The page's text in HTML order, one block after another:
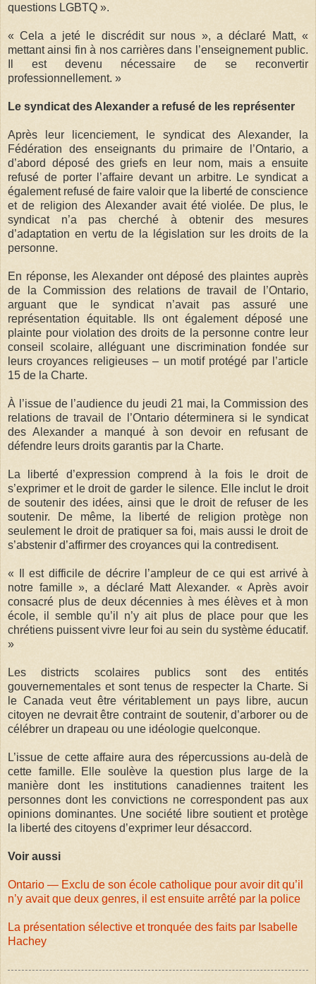
questions LGBTQ ».
« Cela a jeté le discrédit sur nous », a déclaré Matt, «
mettant ainsi fin à nos carrières dans l’enseignement public.
Il est devenu nécessaire de se reconvertir
professionnellement. »
Le syndicat des Alexander a refusé de les représenter
Après leur licenciement, le syndicat des Alexander, la
Fédération des enseignants du primaire de l’Ontario, a
d’abord déposé des griefs en leur nom, mais a ensuite
refusé de porter l’affaire devant un arbitre. Le syndicat a
également refusé de faire valoir que la liberté de conscience
et de religion des Alexander avait été violée. De plus, le
syndicat n’a pas cherché à obtenir des mesures
d’adaptation en vertu de la législation sur les droits de la
personne.
En réponse, les Alexander ont déposé des plaintes auprès
de la Commission des relations de travail de l’Ontario,
arguant que le syndicat n’avait pas assuré une
représentation équitable. Ils ont également déposé une
plainte pour violation des droits de la personne contre leur
conseil scolaire, alléguant une discrimination fondée sur
leurs croyances religieuses – un motif protégé par l’article
15 de la Charte.
À l’issue de l’audience du jeudi 21 mai, la Commission des
relations de travail de l’Ontario déterminera si le syndicat
des Alexander a manqué à son devoir en refusant de
défendre leurs droits garantis par la Charte.
La liberté d’expression comprend à la fois le droit de
s’exprimer et le droit de garder le silence. Elle inclut le droit
de soutenir des idées, ainsi que le droit de refuser de les
soutenir. De même, la liberté de religion protège non
seulement le droit de pratiquer sa foi, mais aussi le droit de
s’abstenir d’affirmer des croyances qui la contredisent.
« Il est difficile de décrire l’ampleur de ce qui est arrivé à
notre famille », a déclaré Matt Alexander. « Après avoir
consacré plus de deux décennies à mes élèves et à mon
école, il semble qu’il n’y ait plus de place pour que les
chrétiens puissent vivre leur foi au sein du système éducatif.
»
Les districts scolaires publics sont des entités
gouvernementales et sont tenus de respecter la Charte. Si
le Canada veut être véritablement un pays libre, aucun
citoyen ne devrait être contraint de soutenir, d’arborer ou de
célébrer un drapeau ou une idéologie quelconque.
L’issue de cette affaire aura des répercussions au-delà de
cette famille. Elle soulève la question plus large de la
manière dont les institutions canadiennes traitent les
personnes dont les convictions ne correspondent pas aux
opinions dominantes. Une société libre soutient et protège
la liberté des citoyens d’exprimer leur désaccord.
Voir aussi
Ontario — Exclu de son école catholique pour avoir dit qu’il
n’y avait que deux genres, il est ensuite arrêté par la police
La présentation sélective et tronquée des faits par Isabelle
Hachey